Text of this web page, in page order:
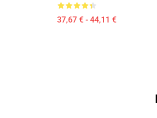
37,67 € - 44,11 €